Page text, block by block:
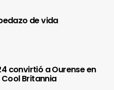
de vida
convirtió a Ourense en
Britannia